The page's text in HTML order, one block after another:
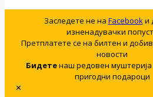
Заследете не на Facebookи
изненадувачки
Претплатете се на билтен и
новости
Бидетенаш редовен муштерија
пригодни подароци
✕